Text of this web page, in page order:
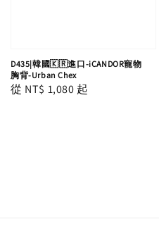
D435|韓國🇰🇷進口-iCANDOR寵物
胸背-Urban Chex
Regular
從 NT$ 1,080 起